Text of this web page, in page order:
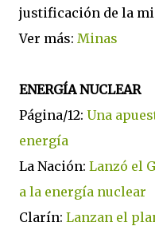
justificación de la
Ver más: Minas
ENERGÍA NUCLEAR
Página/12: Una
energía
La Nación: Lanzó el
a la energía nuclear
Clarín: Lanzan el